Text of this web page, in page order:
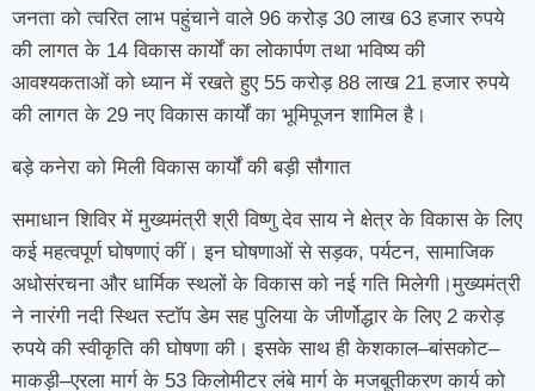
जनता को त्वरित लाभ पहुंचाने वाले 96 करोड़ 30 लाख 63 हजार रुपये
की लागत के 14 विकास कार्यों का लोकार्पण तथा भविष्य की
आवश्यकताओं को ध्यान में रखते हुए 55 करोड़ 88 लाख 21 हजार रुपये
की लागत के 29 नए विकास कार्यों का भूमिपूजन शामिल है।
बड़े कनेरा को मिली विकास कार्यों की बड़ी सौगात
समाधान शिविर में मुख्यमंत्री श्री विष्णु देव साय ने क्षेत्र के विकास के लिए
कई महत्वपूर्ण घोषणाएं कीं। इन घोषणाओं से सड़क, पर्यटन, सामाजिक
अधोसंरचना और धार्मिक स्थलों के विकास को नई गति मिलेगी।मुख्यमंत्री
ने नारंगी नदी स्थित स्टॉप डेम सह पुलिया के जीर्णोद्धार के लिए 2 करोड़
रुपये की स्वीकृति की घोषणा की। इसके साथ ही केशकाल–बांसकोट–
माकड़ी–एरला मार्ग के 53 किलोमीटर लंबे मार्ग के मजबूतीकरण कार्य को